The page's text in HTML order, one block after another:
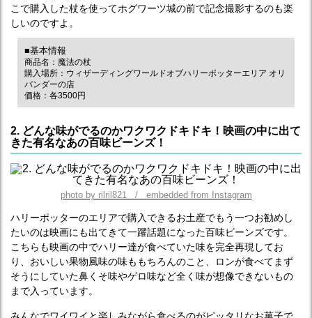
こで購入した杖を使ってホグワーツ城の前で記念撮影するのも楽
しいのですよ。
■基本情報
商品名：魔法の杖
購入場所：ウィザーディングワールドオブハリーポッターエリア オリ
バンダーの店
価格：各3500円
2. どんな味がでるのかワクワクドキドキ！映画の中に出て
きた有名なあの百味ビーンズ！
photo by rilril821 / embedded from Instagram
ハリーポッターのエリアで購入できるお土産でもう一つお勧めし
たいのは映画にも出てきて一躍話題になった百味ビーンズです。
こちらも映画の中でハリー達が食べていた味を完全再現してお
り、おいしい果物風味の味ももちろんのこと、ロンが食べてまず
そうにしていた鼻くそ味やゲロ味など全く味が想像できないもの
まで入っています。